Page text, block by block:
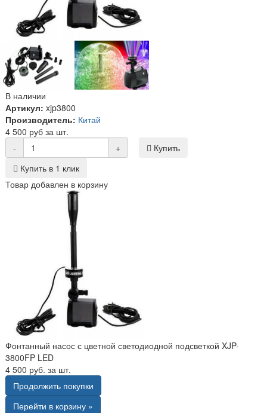
В наличии
Артикул: xjp3800
Производитель: Китай
4 500 руб за шт.
-
+
Купить
Купить в 1 клик
Товар добавлен в корзину
Фонтанный насос с цветной светодиодной подсветкой XJP-
3800FP LED
4 500 руб. за шт.
Продолжить покупки
Перейти в корзину »